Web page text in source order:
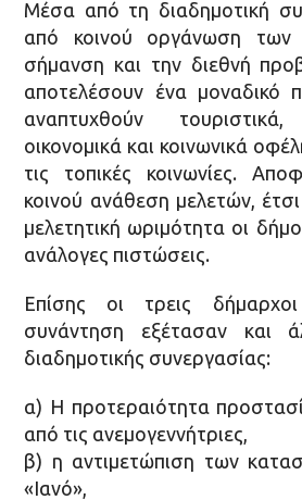
Μέσα από τη διαδημοτική
από κοινού οργάνωση των
σήμανση και την διεθνή
αποτελέσουν ένα μοναδικό
αναπτυχθούν
οικονομικά και κοινωνικά
τις τοπικές κοινωνίες.
κοινού ανάθεση μελετών,
μελετητική ωριμότητα οι
ανάλογες πιστώσεις.
Επίσης οι τρεις
συνάντηση εξέτασαν και
διαδημοτικής συνεργασίας:
α) Η προτεραιότητα
από τις ανεμογεννήτριες,
β) η αντιμετώπιση των
«Ιανό»,